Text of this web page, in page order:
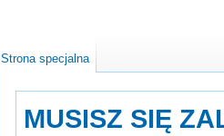
MUSISZ SIĘ
Strona specjalna